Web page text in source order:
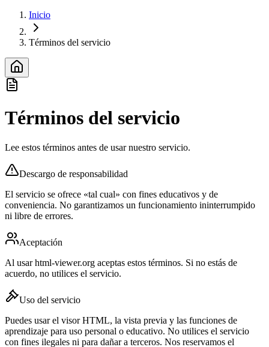
Inicio
Términos del servicio
Términos del servicio
Lee estos términos antes de usar nuestro servicio.
Descargo de responsabilidad
El servicio se ofrece «tal cual» con fines educativos y de
conveniencia. No garantizamos un funcionamiento ininterrumpido
ni libre de errores.
Aceptación
Al usar html-viewer.org aceptas estos términos. Si no estás de
acuerdo, no utilices el servicio.
Uso del servicio
Puedes usar el visor HTML, la vista previa y las funciones de
aprendizaje para uso personal o educativo. No utilices el servicio
con fines ilegales ni para dañar a terceros. Nos reservamos el